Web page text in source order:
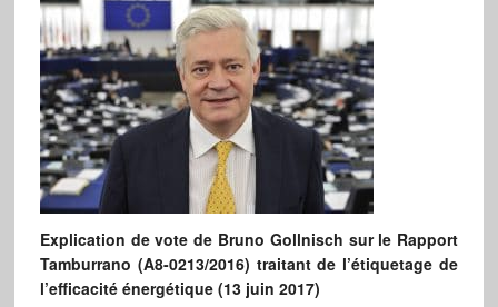
Explication de vote de Bruno Gollnisch sur le Rapport
Tamburrano (A8-0213/2016) traitant de l’étiquetage de
l’efficacité énergétique (13 juin 2017)